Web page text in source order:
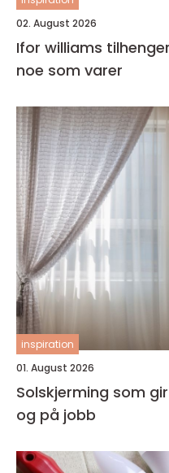
02. August 2026
Ifor williams tilhengeren for deg som trenger
noe som varer
inspiration
01. August 2026
Solskjerming som
og på jobb